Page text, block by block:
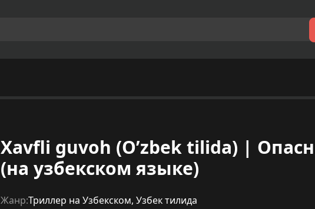
Xavfli guvoh (O’zbek tilida) |
(на узбекском языке)
Жанр:Триллер на Узбекском, Узбек тилида